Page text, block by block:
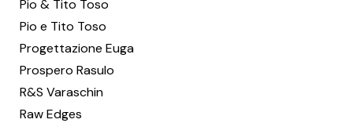
Pio & Tito Toso
Pio e Tito Toso
Progettazione Euga
Prospero Rasulo
R&S Varaschin
Raw Edges